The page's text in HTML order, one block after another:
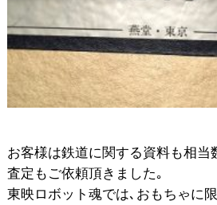
お客様は鉄道に関する資料も相当
査定もご依頼頂きました｡
東映ロボット魂では､おもちゃに